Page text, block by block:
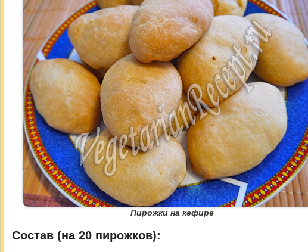
Пирожки на кефире
Состав (на 20 пирожков):